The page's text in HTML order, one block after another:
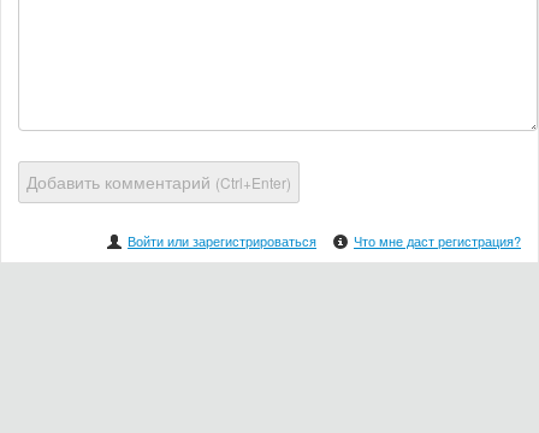
Добавить комментарий (Ctrl+Enter)
Войти или зарегистрироваться Что мне даст регистрация?